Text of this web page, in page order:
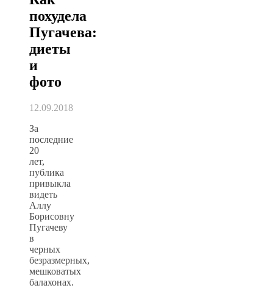
похудела
Пугачева:
диеты
и
фото
12.09.2018
За
последние
20
лет,
публика
привыкла
видеть
Аллу
Борисовну
Пугачеву
в
черных
безразмерных,
мешковатых
балахонах.